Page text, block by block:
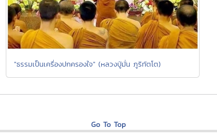
"ธรรมเป็นเครื่องปกครองใจ" (หลวงปู่มั่น ภูริทัตโต)
Go To Top